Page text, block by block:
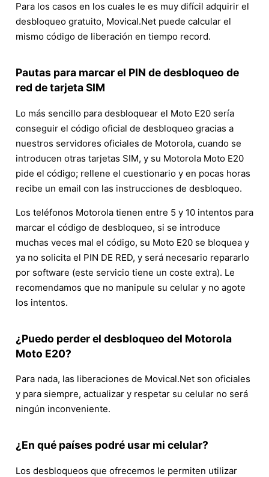
Para los casos en los cuales le es muy difícil adquirir el
desbloqueo gratuito, Movical.Net puede calcular el
mismo código de liberación en tiempo record.
Pautas para marcar el PIN de desbloqueo de
red de tarjeta SIM
Lo más sencillo para desbloquear el Moto E20 sería
conseguir el código oficial de desbloqueo gracias a
nuestros servidores oficiales de Motorola, cuando se
introducen otras tarjetas SIM, y su Motorola Moto E20
pide el código; rellene el cuestionario y en pocas horas
recibe un email con las instrucciones de desbloqueo.
Los teléfonos Motorola tienen entre 5 y 10 intentos para
marcar el código de desbloqueo, si se introduce
muchas veces mal el código, su Moto E20 se bloquea y
ya no solicita el PIN DE RED, y será necesario repararlo
por software (este servicio tiene un coste extra). Le
recomendamos que no manipule su celular y no agote
los intentos.
¿Puedo perder el desbloqueo del Motorola
Moto E20?
Para nada, las liberaciones de Movical.Net son oficiales
y para siempre, actualizar y respetar su celular no será
ningún inconveniente.
¿En qué países podré usar mi celular?
Los desbloqueos que ofrecemos le permiten utilizar